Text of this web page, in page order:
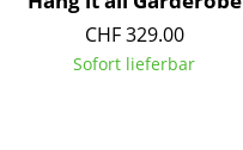
Badezimmer
CHF 329.00
Sofort lieferbar